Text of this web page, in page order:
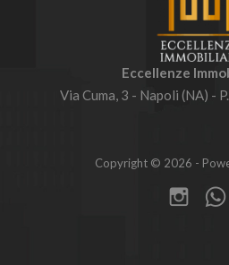
Eccellenze
Via Cuma, 3 - Napoli (NA) -
Copyright © 2026 -